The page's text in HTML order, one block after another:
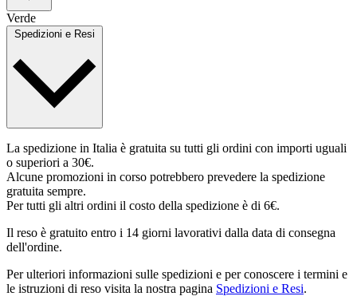
Verde
Spedizioni e Resi
La spedizione in Italia è gratuita su tutti gli ordini con importi uguali
o superiori a 30€.
Alcune promozioni in corso potrebbero prevedere la spedizione
gratuita sempre.
Per tutti gli altri ordini il costo della spedizione è di 6€.
Il reso è gratuito entro i 14 giorni lavorativi dalla data di consegna
dell'ordine.
Per ulteriori informazioni sulle spedizioni e per conoscere i termini e
le istruzioni di reso visita la nostra pagina Spedizioni e Resi.